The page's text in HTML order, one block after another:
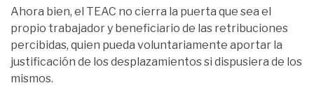
Ahora bien, el TEAC no cierra la puerta que sea el
propio trabajador y beneficiario de las retribuciones
percibidas, quien pueda voluntariamente aportar la
justificación de los desplazamientos si dispusiera de los
mismos.